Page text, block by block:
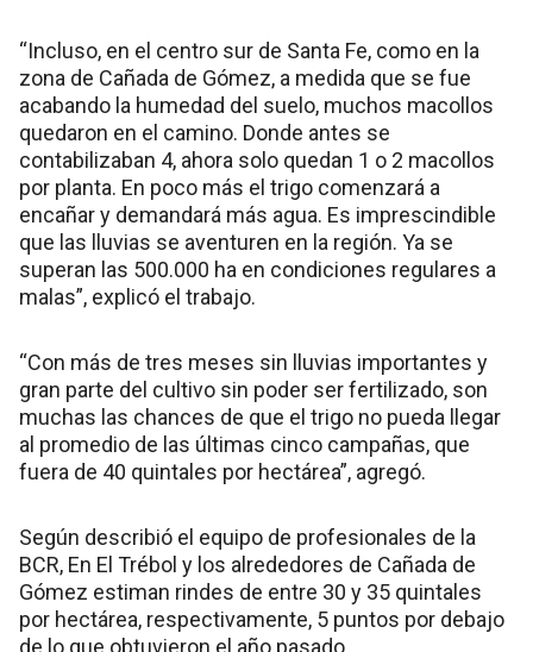
“Incluso, en el centro sur de Santa Fe, como en la
zona de Cañada de Gómez, a medida que se fue
acabando la humedad del suelo, muchos macollos
quedaron en el camino. Donde antes se
contabilizaban 4, ahora solo quedan 1 o 2 macollos
por planta. En poco más el trigo comenzará a
encañar y demandará más agua. Es imprescindible
que las lluvias se aventuren en la región. Ya se
superan las 500.000 ha en condiciones regulares a
malas”, explicó el trabajo.
“Con más de tres meses sin lluvias importantes y
gran parte del cultivo sin poder ser fertilizado, son
muchas las chances de que el trigo no pueda llegar
al promedio de las últimas cinco campañas, que
fuera de 40 quintales por hectárea”, agregó.
Según describió el equipo de profesionales de la
BCR, En El Trébol y los alrededores de Cañada de
Gómez estiman rindes de entre 30 y 35 quintales
por hectárea, respectivamente, 5 puntos por debajo